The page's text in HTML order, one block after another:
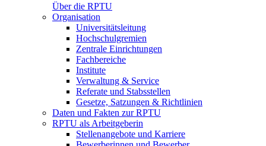
Über die RPTU
Organisation
Universitätsleitung
Hochschulgremien
Zentrale Einrichtungen
Fachbereiche
Institute
Verwaltung & Service
Referate und Stabsstellen
Gesetze, Satzungen & Richtlinien
Daten und Fakten zur RPTU
RPTU als Arbeitgeberin
Stellenangebote und Karriere